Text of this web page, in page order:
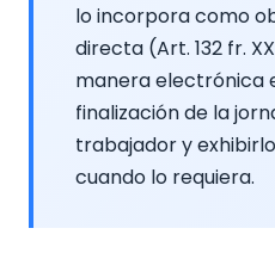
lo incorpora como
directa (Art. 132 fr.
manera electrónica
finalización de la
trabajador y
cuando lo requiera.